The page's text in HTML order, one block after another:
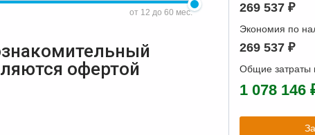
от 12 до 60 мес. 269 537 ₽
Экономия по
269 537 ₽
Общие затраты
1 078 146
офертой